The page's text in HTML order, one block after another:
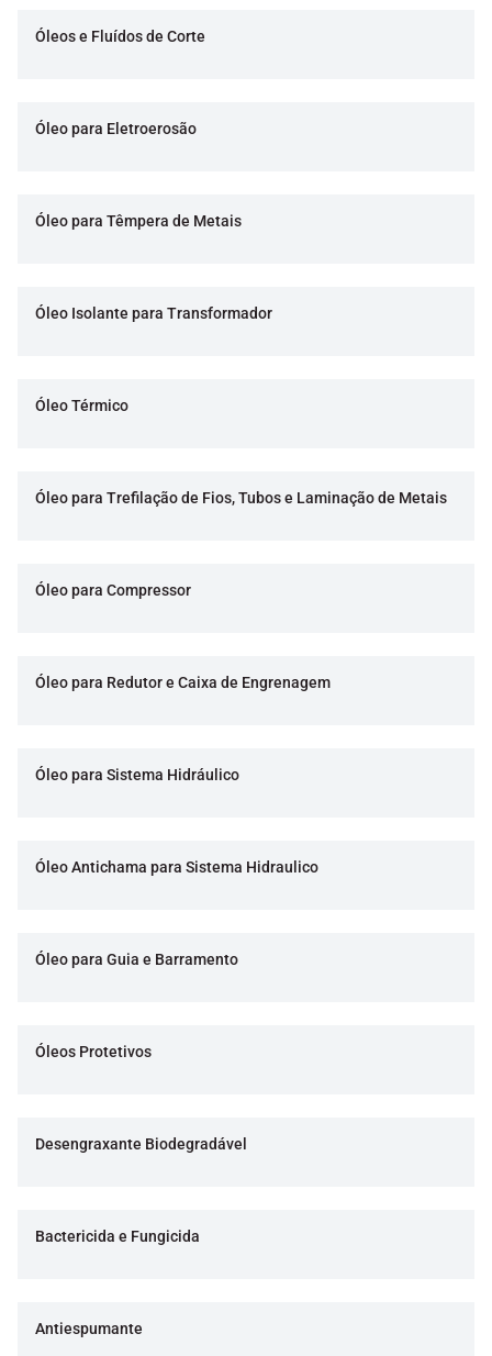
Óleos e Fluídos de Corte
Óleo para Eletroerosão
Óleo para Têmpera de Metais
Óleo Isolante para Transformador
Óleo Térmico
Óleo para Trefilação de Fios, Tubos e Laminação de Metais
Óleo para Compressor
Óleo para Redutor e Caixa de Engrenagem
Óleo para Sistema Hidráulico
Óleo Antichama para Sistema Hidraulico
Óleo para Guia e Barramento
Óleos Protetivos
Desengraxante Biodegradável
Bactericida e Fungicida
Antiespumante